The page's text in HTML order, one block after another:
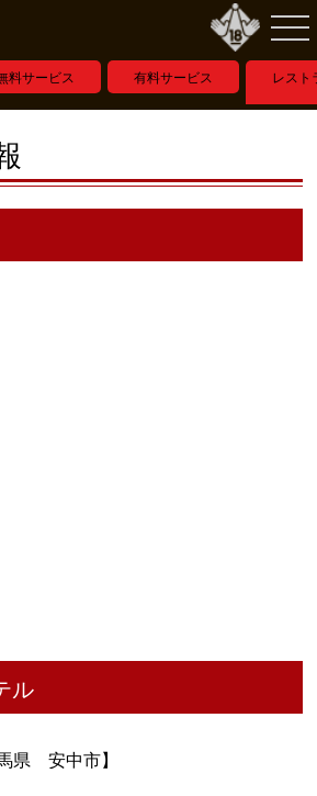
料サービス 有料サービス
レスト
ー
ル
県 安中市】